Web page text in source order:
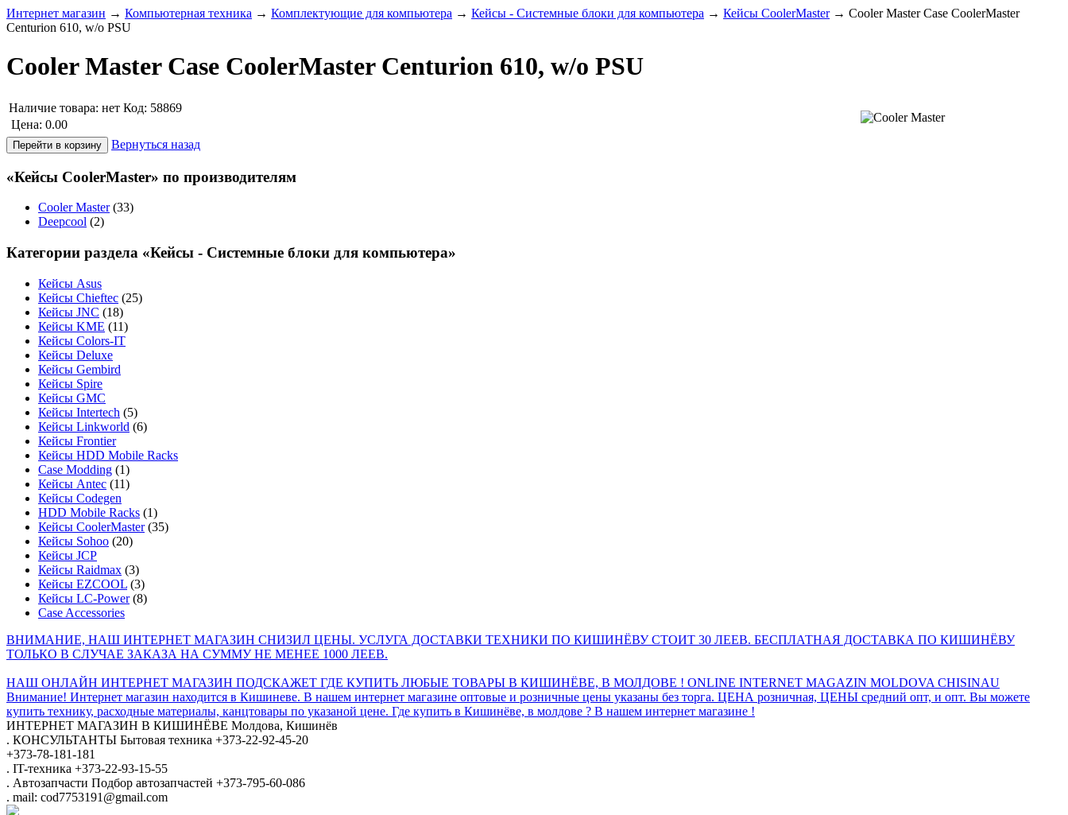
Интернет магазин → Компьютерная техника → Комплектующие для компьютера → Кейсы - Системные блоки для компьютера → Кейсы CoolerMaster→ Cooler Master Case CoolerMaster
Centurion 610, w/o PSU
Cooler Master Case CoolerMaster Centurion 610, w/o PSU
Наличие товара: нет Код: 58869
Цена: 0.00
Вернуться назад
«Кейсы CoolerMaster» по производителям
Cooler Master(33)
Deepcool (2)
Категории раздела «Кейсы - Системные блоки для компьютера»
Кейсы Asus
Кейсы Chieftec (25)
Кейсы JNC (18)
Кейсы KME (11)
Кейсы Colors-IT
Кейсы Deluxe
Кейсы Gembird
Кейсы Spire
Кейсы GMC
Кейсы Intertech (5)
Кейсы Linkworld (6)
Кейсы Frontier
Кейсы HDD Mobile Racks
Case Modding (1)
Кейсы Antec (11)
Кейсы Codegen
HDD Mobile Racks (1)
Кейсы CoolerMaster(35)
Кейсы Sohoo (20)
Кейсы JCP
Кейсы Raidmax (3)
Кейсы EZCOOL (3)
Кейсы LC-Power(8)
Case Accessories
ВНИМАНИЕ, НАШ ИНТЕРНЕТ МАГАЗИН СНИЗИЛ ЦЕНЫ. УСЛУГА ДОСТАВКИ ТЕХНИКИ ПО КИШИНЁВУ СТОИТ 30 ЛЕЕВ. БЕСПЛАТНАЯ ДОСТАВКА ПО КИШИНЁВУ
ТОЛЬКО В СЛУЧАЕ ЗАКАЗА НА СУММУ НЕ МЕНЕЕ 1000 ЛЕЕВ.
НАШ ОНЛАЙН ИНТЕРНЕТ МАГАЗИН ПОДСКАЖЕТ ГДЕ КУПИТЬ ЛЮБЫЕ ТОВАРЫ В КИШИНЁВЕ, В МОЛДОВЕ ! ONLINE INTERNET MAGAZIN MOLDOVA CHISINAU
Внимание! Интернет магазин находится в Кишиневе. В нашем интернет магазине оптовые и розничные цены указаны без торга. ЦЕНА розничная, ЦЕНЫ средний опт, и опт. Вы можете
купить технику, расходные материалы, канцтовары по указаной цене. Где купить в Кишинёве, в молдове ? В нашем интернет магазине !
ИНТЕРНЕТ МАГАЗИН В КИШИНЁВЕ Молдова, Кишинёв
. КОНСУЛЬТАНТЫ Бытовая техника +373-22-92-45-20
+373-78-181-181
. IT-техника +373-22-93-15-55
. Автозапчасти Подбор автозапчастей +373-795-60-086
. mail: cod7753191@gmail.com